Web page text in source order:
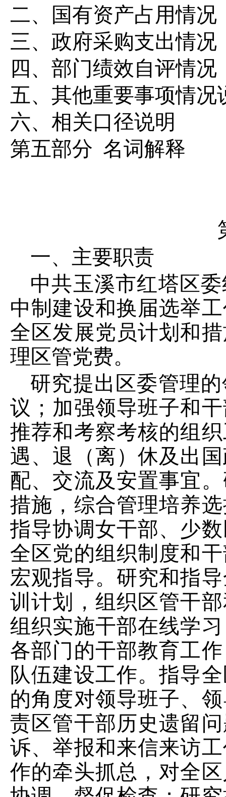
二、
国有资产占用情况
三、 政府采购支出情况
四、 部门绩效自评情况
五、 其他重要事项情况
六、相关口径说明
第五部分 名词解释
一、主要职责
中共玉溪市红塔区
中制建设和换届选举
全区发展党员计划和
理区管党费。
研究提出区委管理
议；加强领导班子和
推荐和考察考核的组
遇、退（离）休及出
配、交流及安置事宜
措施，综合管理培养
指导协调女干部、少
全区党的组织制度和
宏观指导。研究和指
训计划，组织区管干
组织实施干部在线学
各部门的干部教育工
队伍建设工作。指导
的角度对领导班子、
责区管干部历史遗留
诉、举报和来信来访
作的牵头抓总，对全